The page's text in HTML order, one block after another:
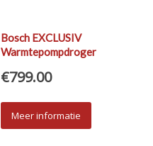
Bosch EXCLUSIV
Warmtepompdroger
€799.00
Meer informatie